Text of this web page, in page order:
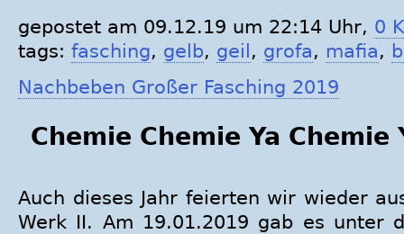
gepostet am 09.12.19 um 22:14 Uhr, 0
tags: fasching, gelb, geil, grofa, mafia,
Nachbeben Großer Fasching 2019
Chemie Chemie Ya Chemie
Auch dieses Jahr feierten wir wieder
Werk II. Am 19.01.2019 gab es unter